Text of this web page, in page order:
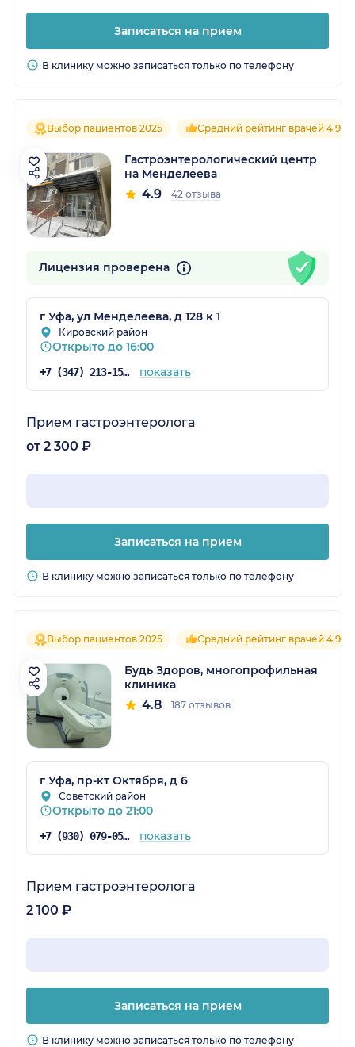
Записаться на прием
В клинику можно записаться только по телефону
Выбор пациентов 2025 Средний рейтинг врачей 4.9
Гастроэнтерологический центр
на Менделеева
4.9 42 отзыва
Лицензия проверена
г Уфа, ул Менделеева, д 128 к 1
Кировский район
Открыто до 16:00
+7 (347) 213-15-78 показать
Прием гастроэнтеролога
от 2 300 ₽
Записаться на прием
В клинику можно записаться только по телефону
Выбор пациентов 2025 Средний рейтинг врачей 4.9
Будь Здоров, многопрофильная
клиника
4.8 187 отзывов
г Уфа, пр-кт Октября, д 6
Советский район
Открыто до 21:00
+7 (930) 079-05-21 показать
Прием гастроэнтеролога
2 100 ₽
Записаться на прием
В клинику можно записаться только по телефону